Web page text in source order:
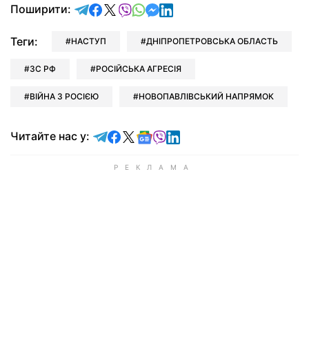
Поширити: відправити у Telegram
поділитись у Facebook
поділитись у X
відправити у Viber
відправити у Whatsapp
відправити у Messenger
відправити у LinkedIn
Теги: НАСТУП ДНІПРОПЕТРОВСЬКА ОБЛАСТЬ
ЗС РФ РОСІЙСЬКА АГРЕСІЯ
ВІЙНА З РОСІЄЮ НОВОПАВЛІВСЬКИЙ НАПРЯМОК
Читайте нас у: Читайте у Telegram
Читайте у Facebook
Читайте у X
Читайте у Google news
Читайте у Viber
Читайте у LinkedIn